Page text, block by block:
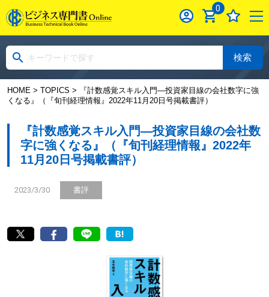
0
検索
HOME> TOPICS > 『計数感覚スキル入門―投資家目線の会社数字に強
くなる』（『旬刊経理情報』2022年11月20日号掲載書評）
『計数感覚スキル入門―投資家目線の会社数
字に強くなる』（『旬刊経理情報』2022年
11月20日号掲載書評）
2023/3/30 書評